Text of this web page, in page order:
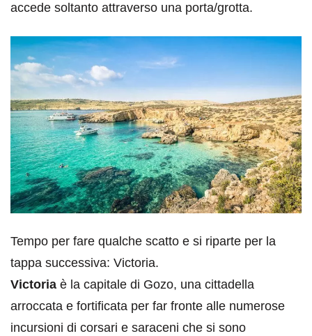
accede soltanto attraverso una porta/grotta.
Tempo per fare qualche scatto e si riparte per la
tappa successiva: Victoria.
Victoria è la capitale di Gozo, una cittadella
arroccata e fortificata per far fronte alle numerose
incursioni di corsari e saraceni che si sono